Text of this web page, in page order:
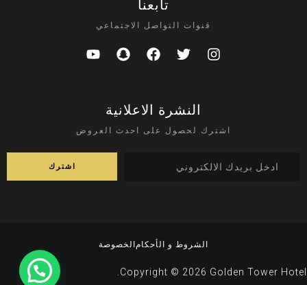
تابعنا
قنوات التواصل الاجتماعي
النشرة الاعلانية
اشترك لحصول على احدث العروض
الشروط و الأحكام الخصوصة